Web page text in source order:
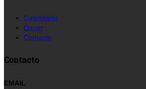
Calendario
Donar
Contacto
Contacto
EMAIL